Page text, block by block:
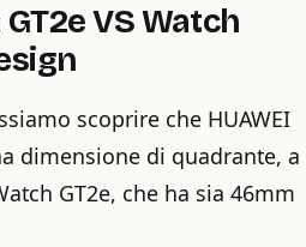
VS Watch
scoprire che HUAWEI
dimensione di quadrante, a
GT2e, che ha sia 46mm